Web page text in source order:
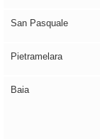
San Pasquale
Pietramelara
Baia